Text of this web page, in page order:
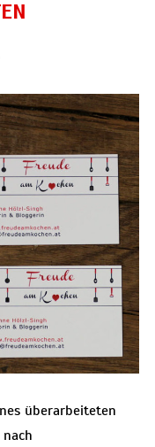
überarbeiteten